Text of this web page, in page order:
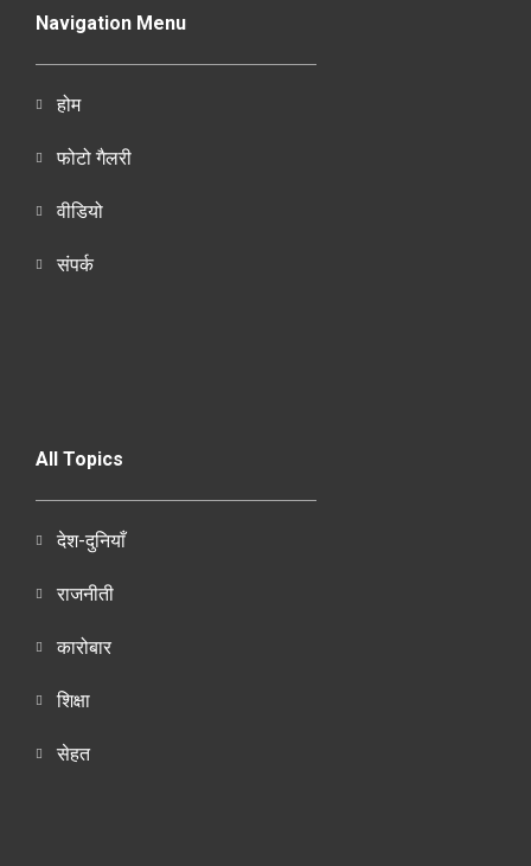
Navigation Menu
होम
फोटो गैलरी
वीडियो
संपर्क
All Topics
देश-दुनियाँ
राजनीती
कारोबार
शिक्षा
सेहत